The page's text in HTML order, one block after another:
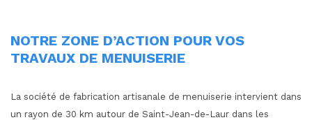
NOTRE ZONE D’ACTION POUR VOS
TRAVAUX DE MENUISERIE
La société de fabrication artisanale de menuiserie intervient dans
un rayon de 30 km autour de Saint-Jean-de-Laur dans les